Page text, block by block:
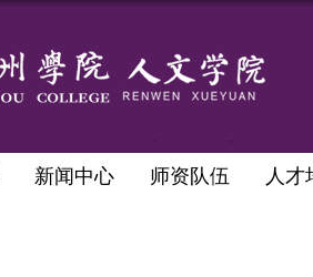
新闻中心 师资队伍 人才